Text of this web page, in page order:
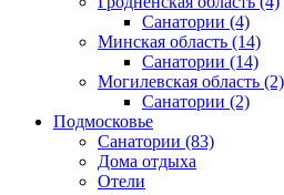
Санатории (4)
Минская область (14)
Санатории (14)
Могилевская область (2)
Санатории (2)
Подмосковье
Санатории (83)
Дома отдыха
Отели